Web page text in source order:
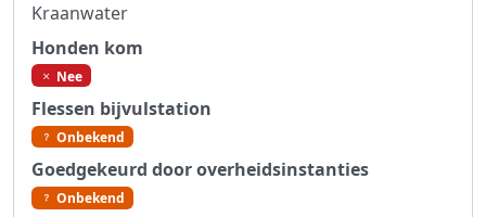
Kraanwater
Honden kom
Nee
Flessen bijvulstation
Onbekend
Goedgekeurd door overheidsinstanties
Onbekend